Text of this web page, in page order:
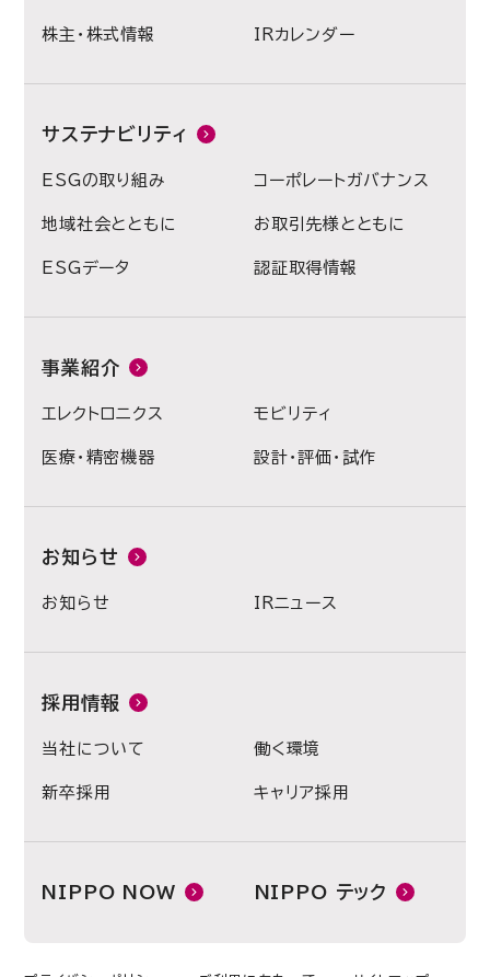
株主・株式情報 IRカレンダー
サステナビリティ
ESGの取り組み コーポレートガバナンス
地域社会とともに お取引先様とともに
ESGデータ 認証取得情報
事業紹介
エレクトロニクス モビリティ
医療・精密機器 設計・評価・試作
お知らせ
お知らせ IRニュース
採用情報
当社について 働く環境
新卒採用 キャリア採用
NIPPO NOW NIPPO テック